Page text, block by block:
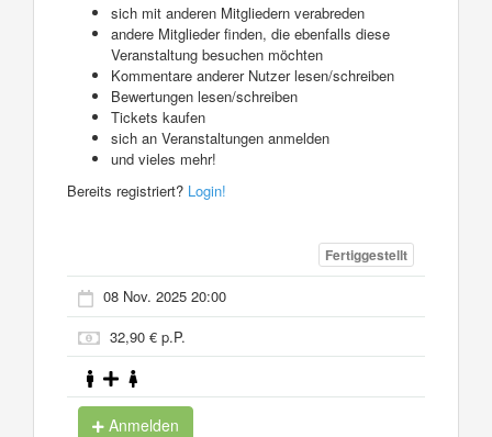
sich mit anderen Mitgliedern verabreden
andere Mitglieder finden, die ebenfalls diese
Veranstaltung besuchen möchten
Kommentare anderer Nutzer lesen/schreiben
Bewertungen lesen/schreiben
Tickets kaufen
sich an Veranstaltungen anmelden
und vieles mehr!
Bereits registriert? Login!
Fertiggestellt
08 Nov. 2025 20:00
32,90 € p.P.
Anmelden